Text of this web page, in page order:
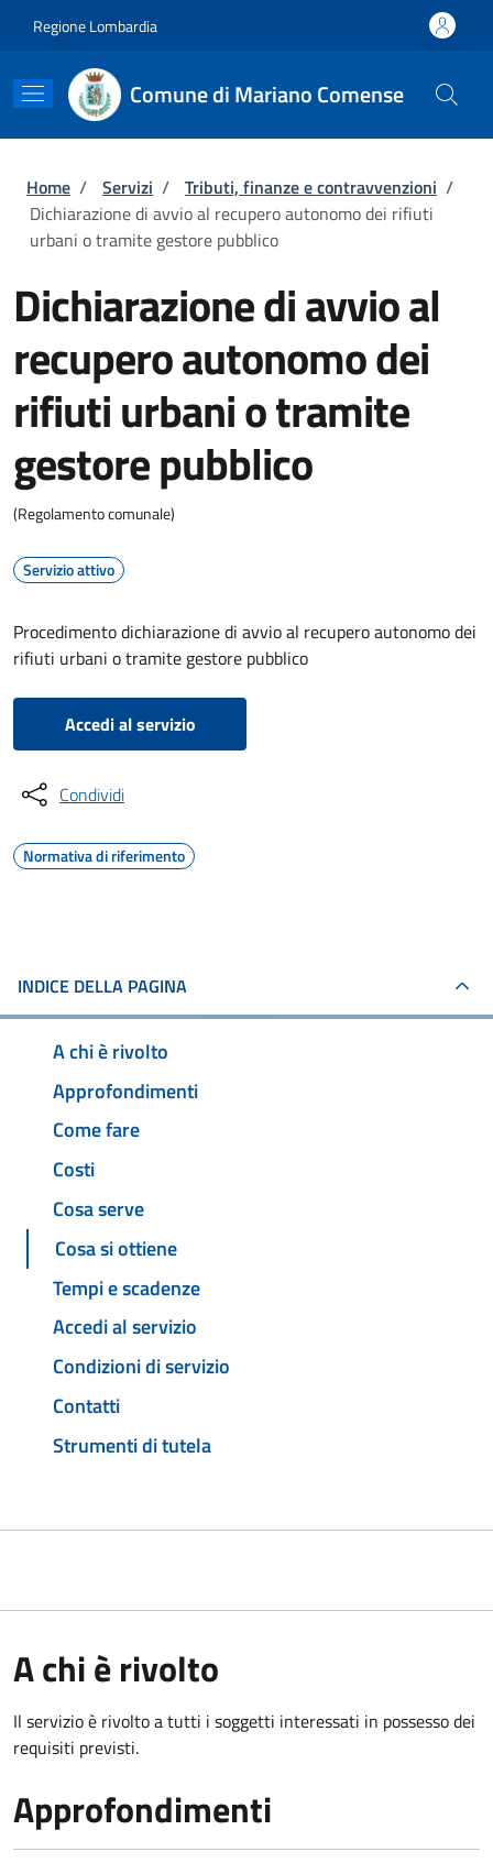
Regione Lombardia
Comune di Mariano Comense
Briciole di pane
Home / Servizi / Tributi, finanze e contravvenzioni /
Dichiarazione di avvio al recupero autonomo dei rifiuti
urbani o tramite gestore pubblico
Dichiarazione di avvio al
recupero autonomo dei
rifiuti urbani o tramite
gestore pubblico
(Regolamento comunale)
Servizio attivo
Procedimento dichiarazione di avvio al recupero autonomo dei
rifiuti urbani o tramite gestore pubblico
Accedi al servizio
Condividi
Normativa di riferimento
INDICE DELLA PAGINA
A chi è rivolto
Approfondimenti
Come fare
Costi
Cosa serve
Cosa si ottiene
Tempi e scadenze
Accedi al servizio
Condizioni di servizio
Contatti
Strumenti di tutela
A chi è rivolto
Il servizio è rivolto a tutti i soggetti interessati in possesso dei
requisiti previsti.
Approfondimenti